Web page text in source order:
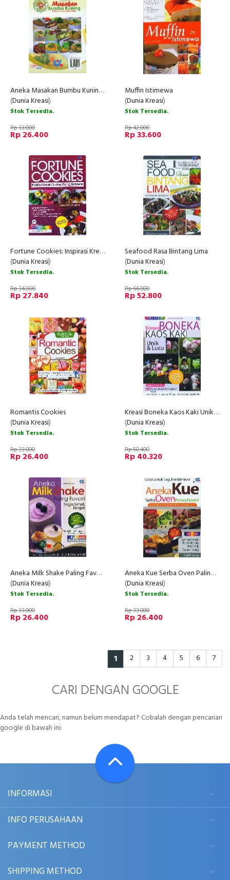
Aneka Masakan Bumbu Kuning Paling Favorit, Populer, Istimewa
(Dunia Kreasi)
Stok Tersedia.
Rp 33.000
Rp 26.400
Muffin Istimewa
(Dunia Kreasi)
Stok Tersedia.
Rp 42.000
Rp 33.600
Fortune Cookies: Inspirasi Kreasi Cookies Paling Berkesan (Full Color)
(Dunia Kreasi)
Stok Tersedia.
Rp 34.800
Rp 27.840
Seafood Rasa Bintang Lima
(Dunia Kreasi)
Stok Tersedia.
Rp 66.000
Rp 52.800
Romantis Cookies
(Dunia Kreasi)
Stok Tersedia.
Rp 33.000
Rp 26.400
Kreasi Boneka Kaos Kaki Unik & Lucu (Full Color)
(Dunia Kreasi)
Stok Tersedia.
Rp 50.400
Rp 40.320
Aneka Milk Shake Paling Favorit Segar, Sehat, Bergizi (Full Color)
(Dunia Kreasi)
Stok Tersedia.
Rp 33.000
Rp 26.400
Aneka Kue Serba Oven Paling Favorit (Full Color)
(Dunia Kreasi)
Stok Tersedia.
Rp 33.000
Rp 26.400
1 2 3 4 5 6 7
CARI DENGAN GOOGLE
Anda telah mencari, namun belum mendapat? Cobalah dengan pencarian
google di bawah ini:
INFORMASI
INFO PERUSAHAAN
PAYMENT METHOD
SHIPPING METHOD